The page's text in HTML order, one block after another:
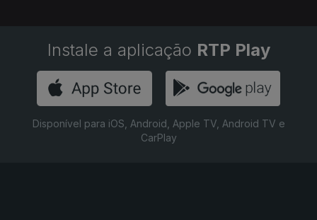
Instale a aplicação RTP Play
Disponível para iOS, Android, Apple TV, Android TV e
CarPlay